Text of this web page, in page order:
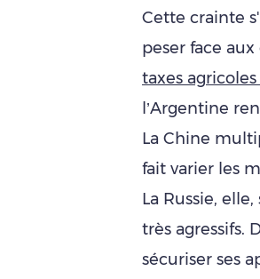
Cette crainte
peser face
taxes
l’Argentine
La Chine
fait varier les
La Russie,
très agressifs.
sécuriser ses